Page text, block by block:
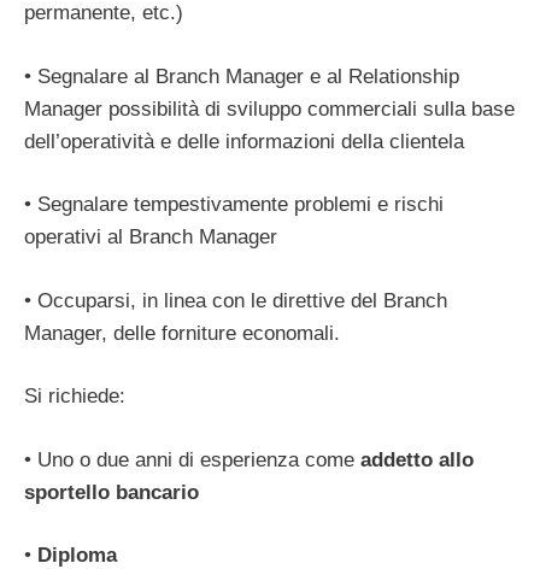
permanente, etc.)
• Segnalare al Branch Manager e al Relationship
Manager possibilità di sviluppo commerciali sulla base
dell’operatività e delle informazioni della clientela
• Segnalare tempestivamente problemi e rischi
operativi al Branch Manager
• Occuparsi, in linea con le direttive del Branch
Manager, delle forniture economali.
Si richiede:
• Uno o due anni di esperienza come addetto allo
sportello bancario
• Diploma